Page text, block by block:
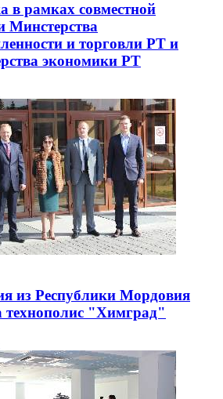
в рамках совместной
Минстерства
и торговли РТ и
экономики РТ
из Республики Мордовия
технополис "Химград"